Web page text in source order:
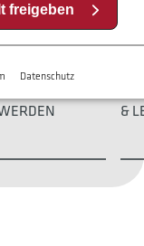
freigeben
Datenschutz
&